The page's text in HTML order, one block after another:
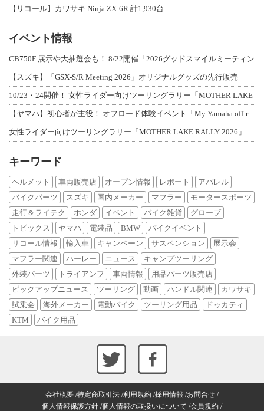
【リコール】カワサキ Ninja ZX-6R 計1,930台
イベント情報
CB750F 展示や大抽選会も！ 8/22開催「2026グッドスマイルミーティン
【スズキ】「GSX-S/R Meeting 2026」オリジナルグッズの先行販売
10/23・24開催！ 女性ライダー向けツーリングラリー「MOTHER LAKE
【ヤマハ】初心者が主役！ オフロード体験イベント「My Yamaha off-r
女性ライダー向けツーリングラリー「MOTHER LAKE RALLY 2026」
キーワード
ヘルメット 車両販売店 オープン情報 レポート
アパレル
バイクパーツ
スズキ 国内メーカー マフラー
モータースポーツ
走行＆ライテク
ホンダ イベント バイク雑貨
グローブ
トピックス
ヤマハ 電装品 BMW
バイクイベント
リコール情報
輸入車 キャンペーン サスペンション
展示会
マフラー関連
ハーレー ニュース
キャンプツーリング
外装パーツ
トライアンフ 車両情報
用品パーツ販売店
ピックアップニュース
ツーリング 動画 ハンドル関連
カワサキ
試乗会
海外メーカー 電動バイク ツーリング用品
ドゥカティ
KTM
バイク用品
会社概要 特定商取引法 利用規約 採用情報 お問合せ
個人情報保護方針 個人情報の取扱いについて 会員規約